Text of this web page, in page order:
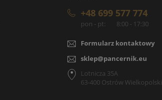
+48 699 577 774
pon - pt: 8:00 - 17:30
Formularz kontaktowy
sklep@pancernik.eu
Lotnicza 35A
63-400 Ostrów Wielkopolski